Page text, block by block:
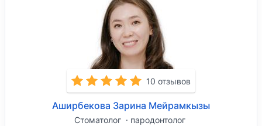
10 отзывов
Аширбекова Зарина Мейрамкызы
Стоматолог пародонтолог